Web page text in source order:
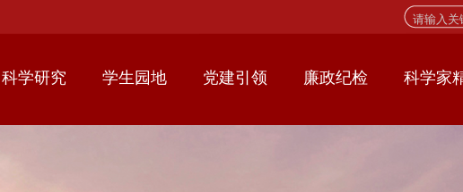
科学研究 学生园地 党建引领 廉政纪检 科学家